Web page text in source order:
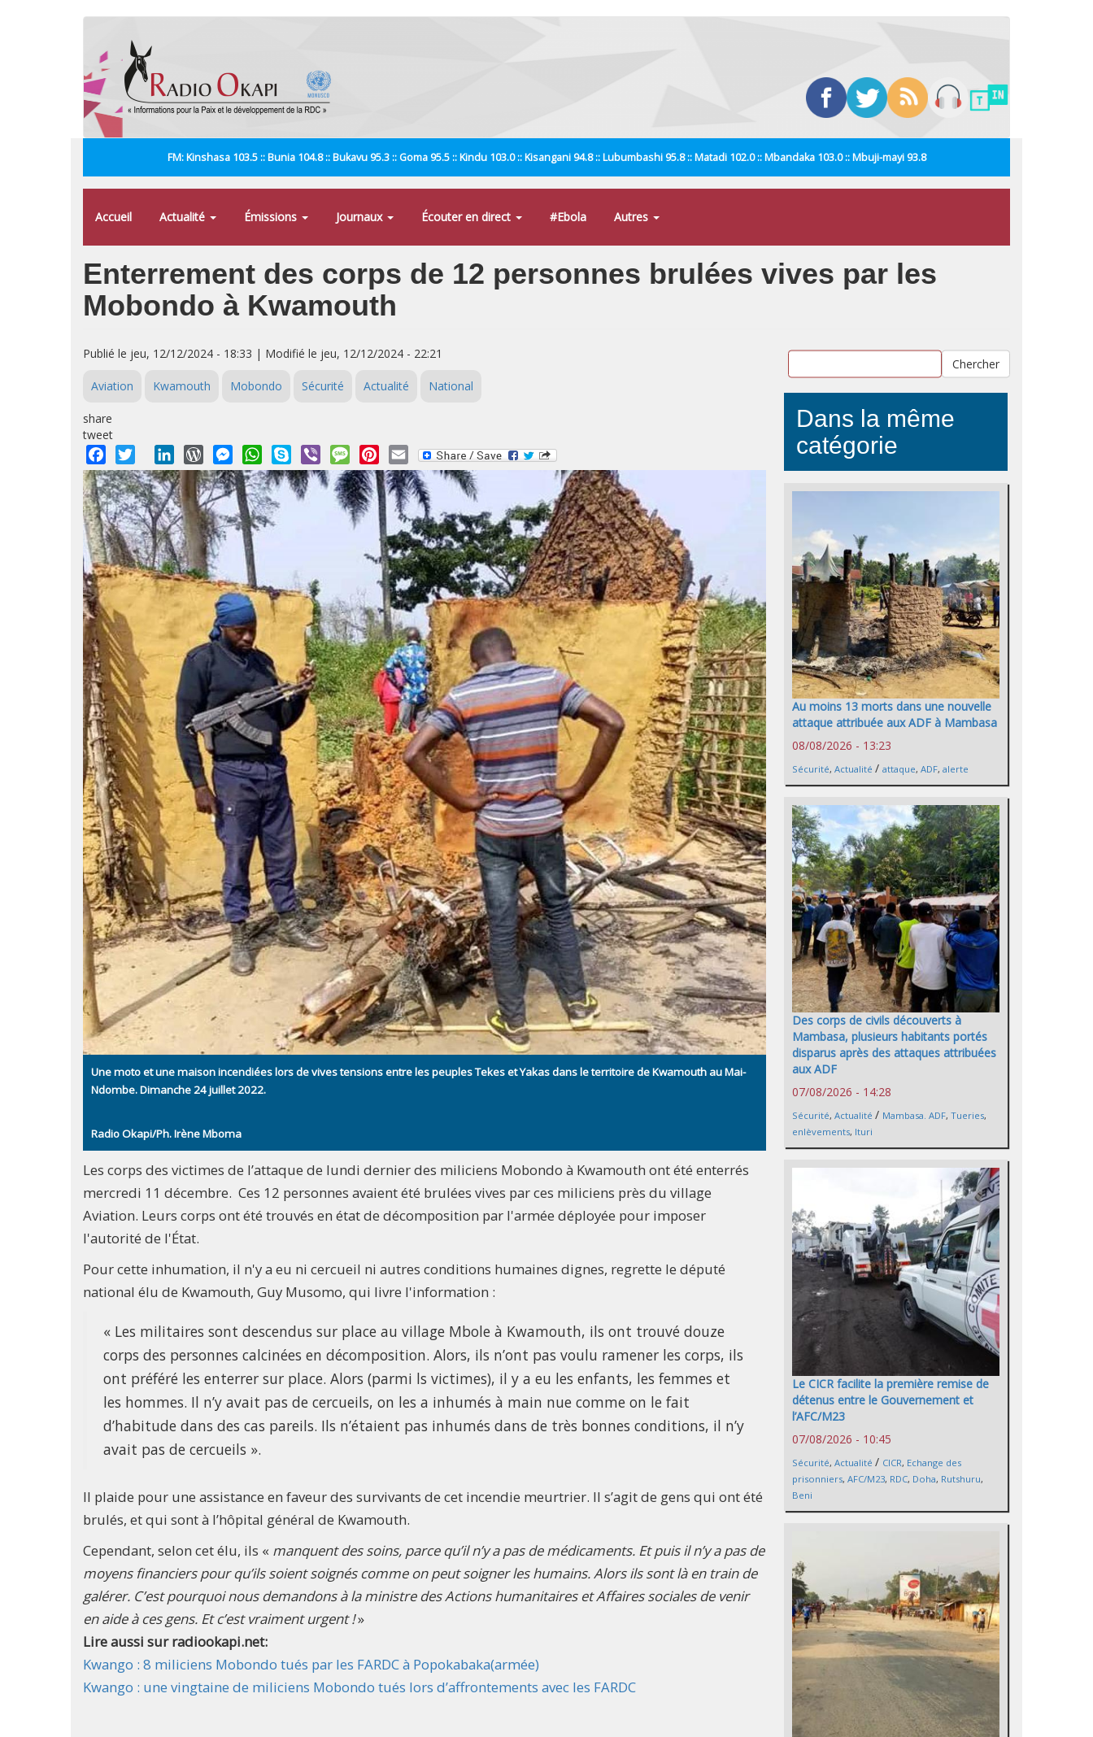
FM: Kinshasa 103.5 :: Bunia 104.8 :: Bukavu 95.3 :: Goma 95.5 :: Kindu 103.0 :: Kisangani 94.8 :: Lubumbashi 95.8 :: Matadi 102.0 :: Mbandaka 103.0 :: Mbuji-mayi 93.8
Accueil Actualité Émissions Journaux Écouter en direct #Ebola Autres
Enterrement des corps de 12 personnes brulées vives par les
Mobondo à Kwamouth
Publié le jeu, 12/12/2024 - 18:33 | Modifié le jeu, 12/12/2024 - 22:21
Aviation Kwamouth Mobondo Sécurité Actualité National
share
tweet
Facebook
Twitter LinkedInWordPressMessengerWhatsApp
Skype Viber MessagePinterest
Email
Une moto et une maison incendiées lors de vives tensions entre les peuples Tekes et Yakas dans le territoire de Kwamouth au Mai-
Ndombe. Dimanche 24 juillet 2022.
Radio Okapi/Ph. Irène Mboma
Les corps des victimes de l’attaque de lundi dernier des miliciens Mobondo à Kwamouth ont été enterrés
mercredi 11 décembre. Ces 12 personnes avaient été brulées vives par ces miliciens près du village
Aviation. Leurs corps ont été trouvés en état de décomposition par l'armée déployée pour imposer
l'autorité de l'État.
Pour cette inhumation, il n'y a eu ni cercueil ni autres conditions humaines dignes, regrette le député
national élu de Kwamouth, Guy Musomo, qui livre l'information :
« Les militaires sont descendus sur place au village Mbole à Kwamouth, ils ont trouvé douze
corps des personnes calcinées en décomposition. Alors, ils n’ont pas voulu ramener les corps, ils
ont préféré les enterrer sur place. Alors (parmi ls victimes), il y a eu les enfants, les femmes et
les hommes. Il n’y avait pas de cercueils, on les a inhumés à main nue comme on le fait
d’habitude dans des cas pareils. Ils n’étaient pas inhumés dans de très bonnes conditions, il n’y
avait pas de cercueils ».
Il plaide pour une assistance en faveur des survivants de cet incendie meurtrier. Il s’agit de gens qui ont été
brulés, et qui sont à l’hôpital général de Kwamouth.
Cependant, selon cet élu, ils « manquent des soins, parce qu’il n’y a pas de médicaments. Et puis il n’y a pas de
moyens financiers pour qu’ils soient soignés comme on peut soigner les humains. Alors ils sont là en train de
galérer. C’est pourquoi nous demandons à la ministre des Actions humanitaires et Affaires sociales de venir
en aide à ces gens. Et c’est vraiment urgent !»
Lire aussi sur radiookapi.net:
Kwango : 8 miliciens Mobondo tués par les FARDC à Popokabaka(armée)
Kwango : une vingtaine de miliciens Mobondo tués lors d’affrontements avec les FARDC
Chercher
Dans la même
catégorie
Au moins 13 morts dans une nouvelle
attaque attribuée aux ADF à Mambasa
08/08/2026 - 13:23
Sécurité, Actualité / attaque, ADF, alerte
Des corps de civils découverts à
Mambasa, plusieurs habitants portés
disparus après des attaques attribuées
aux ADF
07/08/2026 - 14:28
Sécurité, Actualité / Mambasa. ADF, Tueries,
enlèvements, Ituri
Le CICR facilite la première remise de
détenus entre le Gouvernement et
l’AFC/M23
07/08/2026 - 10:45
Sécurité, Actualité / CICR, Echange des
prisonniers, AFC/M23, RDC, Doha, Rutshuru,
Beni